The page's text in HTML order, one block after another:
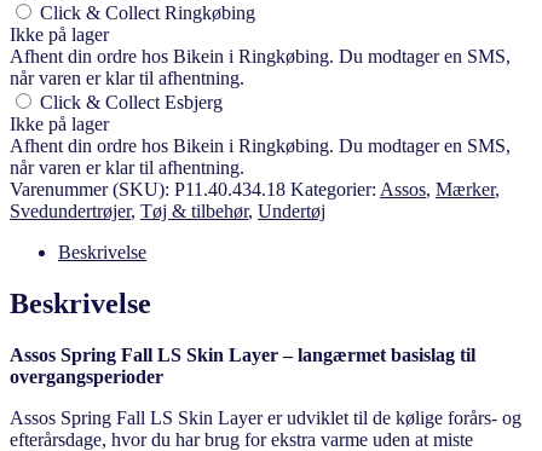
Click & Collect Ringkøbing
Ikke på lager
Afhent din ordre hos Bikein i Ringkøbing. Du modtager en SMS,
når varen er klar til afhentning.
Click & Collect Esbjerg
Ikke på lager
Afhent din ordre hos Bikein i Ringkøbing. Du modtager en SMS,
når varen er klar til afhentning.
Varenummer (SKU): P11.40.434.18 Kategorier: Assos, Mærker,
Svedundertrøjer, Tøj & tilbehør, Undertøj
Beskrivelse
Beskrivelse
Assos Spring Fall LS Skin Layer – langærmet basislag til
overgangsperioder
Assos Spring Fall LS Skin Layer er udviklet til de kølige forårs- og
efterårsdage, hvor du har brug for ekstra varme uden at miste